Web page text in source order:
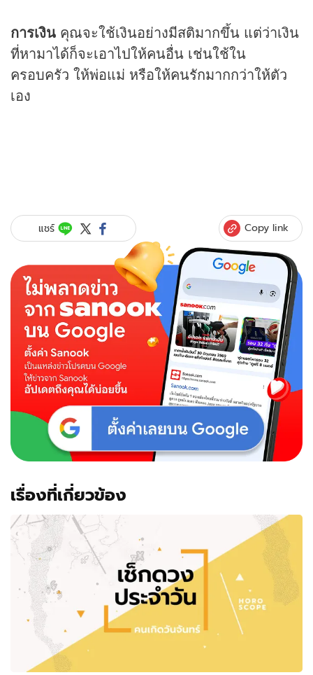
การเงิน คุณจะใช้เงินอย่างมีสติมากขึ้น แต่ว่าเงิน
ที่หามาได้ก็จะเอาไปให้คนอื่น เช่นใช้ใน
ครอบครัว ให้พ่อแม่ หรือให้คนรักมากกว่าให้ตัว
เอง
แชร์ Copy link
เรื่องที่เกี่ยวข้อง